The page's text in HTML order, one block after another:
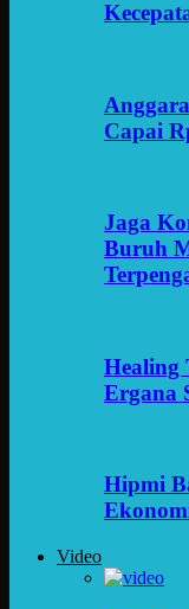
Capai
Jaga
Buruh
Healing
Ergana
Hipmi
Video